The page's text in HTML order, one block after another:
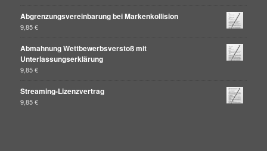
Abgrenzungsvereinbarung bei Markenkollision
9,85€
Abmahnung Wettbewerbsverstoß mit
Unterlassungserklärung
9,85€
Streaming-Lizenzvertrag
9,85€